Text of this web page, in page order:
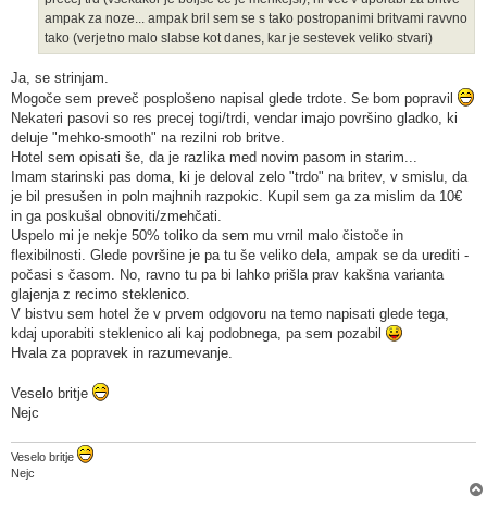
ampak za noze... ampak bril sem se s tako postropanimi britvami ravvno
tako (verjetno malo slabse kot danes, kar je sestevek veliko stvari)
Ja, se strinjam.
Mogoče sem preveč posplošeno napisal glede trdote. Se bom popravil
Nekateri pasovi so res precej togi/trdi, vendar imajo površino gladko, ki
deluje "mehko-smooth" na rezilni rob britve.
Hotel sem opisati še, da je razlika med novim pasom in starim...
Imam starinski pas doma, ki je deloval zelo "trdo" na britev, v smislu, da
je bil presušen in poln majhnih razpokic. Kupil sem ga za mislim da 10€
in ga poskušal obnoviti/zmehčati.
Uspelo mi je nekje 50% toliko da sem mu vrnil malo čistoče in
flexibilnosti. Glede površine je pa tu še veliko dela, ampak se da urediti -
počasi s časom. No, ravno tu pa bi lahko prišla prav kakšna varianta
glajenja z recimo steklenico.
V bistvu sem hotel že v prvem odgovoru na temo napisati glede tega,
kdaj uporabiti steklenico ali kaj podobnega, pa sem pozabil
Hvala za popravek in razumevanje.
Veselo britje
Nejc
Veselo britje
Nejc